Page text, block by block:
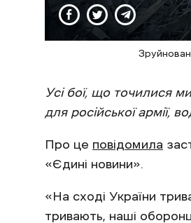
Усі бої, що точилися
для російської армії,
Про це повідомила
«Єдині новини».
«На сході України
тривають, наші